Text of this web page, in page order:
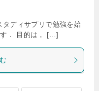
ディサプリで勉強を始
． 目的は， […]